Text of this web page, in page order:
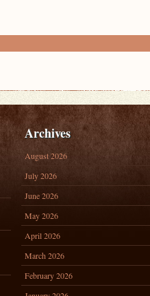
Archives
August 2026
July 2026
June 2026
May 2026
April 2026
March 2026
February 2026